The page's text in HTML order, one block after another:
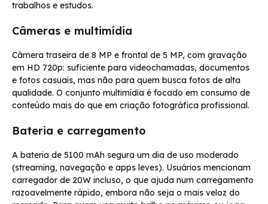
trabalhos e estudos.
Câmeras e multimídia
Câmera traseira de 8 MP e frontal de 5 MP, com gravação
em HD 720p: suficiente para videochamadas, documentos
e fotos casuais, mas não para quem busca fotos de alta
qualidade. O conjunto multimídia é focado em consumo de
conteúdo mais do que em criação fotográfica profissional.
Bateria e carregamento
A bateria de 5100 mAh segura um dia de uso moderado
(streaming, navegação e apps leves). Usuários mencionam
carregador de 20W incluso, o que ajuda num carregamento
razoavelmente rápido, embora não seja o mais veloz do